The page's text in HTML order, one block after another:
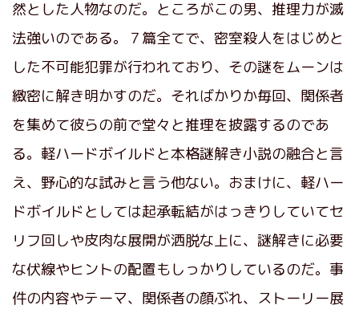
然とした人物なのだ。ところがこの男、推理力が滅
法強いのである。７篇全てで、密室殺人をはじめと
した不可能犯罪が行われており、その謎をムーンは
緻密に解き明かすのだ。そればかりか毎回、関係者
を集めて彼らの前で堂々と推理を披露するのであ
る。軽ハードボイルドと本格謎解き小説の融合と言
え、野心的な試みと言う他ない。おまけに、軽ハー
ドボイルドとしては起承転結がはっきりしていてセ
リフ回しや皮肉な展開が洒脱な上に、謎解きに必要
な伏線やヒントの配置もしっかりしているのだ。事
件の内容やテーマ、関係者の顔ぶれ、ストーリー展